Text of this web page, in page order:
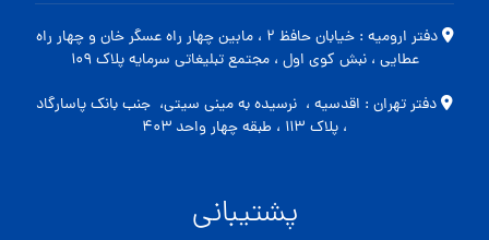
دفتر ارومیه : خیابان حافظ ۲ ، مابین چهار راه عسگر خان و چهار راه
عطایی ، نبش کوی اول ، مجتمع تبلیغاتی سرمایه پلاک ۱۰۹
دفتر تهران : اقدسیه ، نرسیده به مینی سیتی، جنب بانک پاسارگاد
، پلاک ۱۱۳ ، طبقه چهار واحد ۴۰۳
پشتیبانی